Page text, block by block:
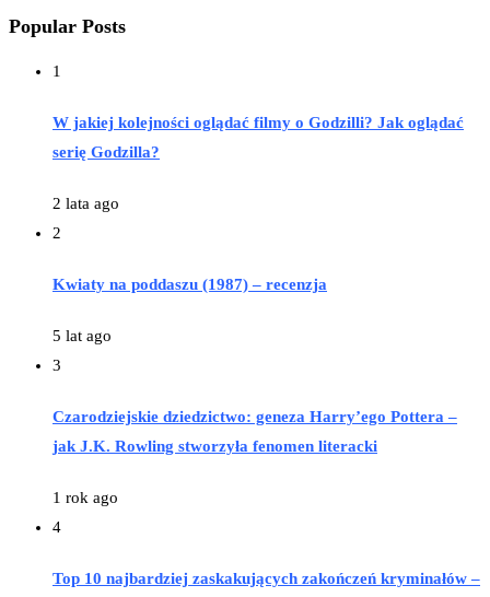
Popular Posts
1
W jakiej kolejności oglądać filmy o Godzilli? Jak oglądać
serię Godzilla?
2 lata ago
2
Kwiaty na poddaszu (1987) – recenzja
5 lat ago
3
Czarodziejskie dziedzictwo: geneza Harry’ego Pottera –
jak J.K. Rowling stworzyła fenomen literacki
1 rok ago
4
Top 10 najbardziej zaskakujących zakończeń kryminałów –